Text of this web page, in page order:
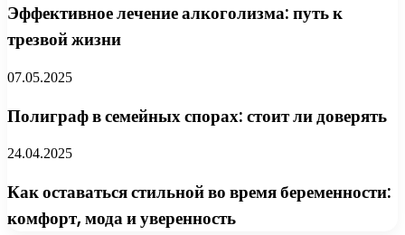
Эффективное лечение алкоголизма: путь к
трезвой жизни
07.05.2025
Полиграф в семейных спорах: стоит ли доверять
24.04.2025
Как оставаться стильной во время беременности:
комфорт, мода и уверенность